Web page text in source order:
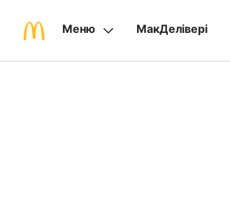
Меню МакДелівері